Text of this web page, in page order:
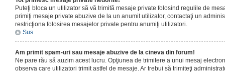
Puteţi bloca un utilizator să vă trimită mesaje private folosind regulile de
primiţi mesaje private abuzive de la un anumit utilizator, contactaţi un
restricţiona folosirea mesajelor private pentru anumiţi utilizatori.
Sus
Am primit spam-uri sau mesaje abuzive de la cineva din forum!
Ne pare rău să auzim acest lucru. Opţiunea de trimitere a unui mesaj
observa care utilizatori trimit astfel de mesaje. Ar trebui să trimiteţi